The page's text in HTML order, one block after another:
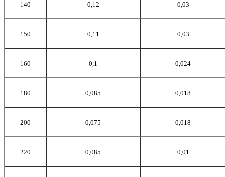
140 0,12 0,03
150 0,11 0,03
160 0,1 0,024
180 0,085 0,018
200 0,075 0,018
220 0,085 0,01